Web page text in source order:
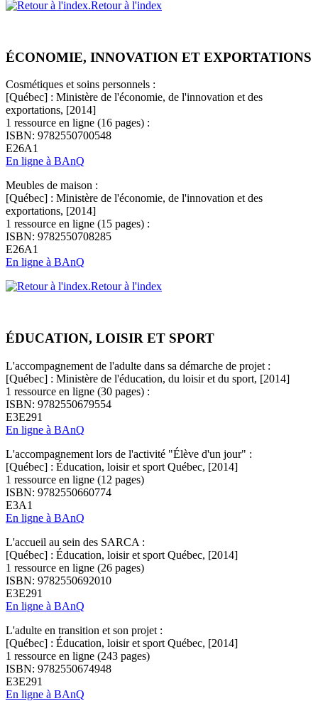
Retour à l'index
ÉCONOMIE, INNOVATION ET EXPORTATIONS
Cosmétiques et soins personnels :
[Québec] : Ministère de l'économie, de l'innovation et des
exportations, [2014]
1 ressource en ligne (16 pages) :
ISBN: 9782550700548
E26A1
En ligne à BAnQ
Meubles de maison :
[Québec] : Ministère de l'économie, de l'innovation et des
exportations, [2014]
1 ressource en ligne (15 pages) :
ISBN: 9782550708285
E26A1
En ligne à BAnQ
Retour à l'index
ÉDUCATION, LOISIR ET SPORT
L'accompagnement de l'adulte dans sa démarche de projet :
[Québec] : Ministère de l'éducation, du loisir et du sport, [2014]
1 ressource en ligne (30 pages) :
ISBN: 9782550679554
E3E291
En ligne à BAnQ
L'accompagnement lors de l'activité "Élève d'un jour" :
[Québec] : Éducation, loisir et sport Québec, [2014]
1 ressource en ligne (12 pages)
ISBN: 9782550660774
E3A1
En ligne à BAnQ
L'accueil au sein des SARCA :
[Québec] : Éducation, loisir et sport Québec, [2014]
1 ressource en ligne (26 pages)
ISBN: 9782550692010
E3E291
En ligne à BAnQ
L'adulte en transition et son projet :
[Québec] : Éducation, loisir et sport Québec, [2014]
1 ressource en ligne (243 pages)
ISBN: 9782550674948
E3E291
En ligne à BAnQ